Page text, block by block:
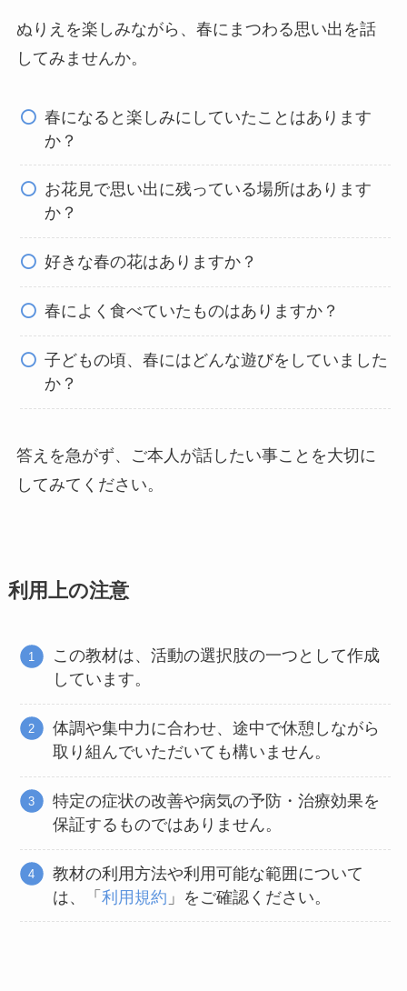
ぬりえを楽しみながら、春にまつわる思い出を話
してみませんか。
春になると楽しみにしていたことはあります
か？
お花見で思い出に残っている場所はあります
か？
好きな春の花はありますか？
春によく食べていたものはありますか？
子どもの頃、春にはどんな遊びをしていました
か？
答えを急がず、ご本人が話したい事ことを大切に
してみてください。
利用上の注意
この教材は、活動の選択肢の一つとして作成
しています。
体調や集中力に合わせ、途中で休憩しながら
取り組んでいただいても構いません。
特定の症状の改善や病気の予防・治療効果を
保証するものではありません。
教材の利用方法や利用可能な範囲について
は、「利用規約 」をご確認ください。